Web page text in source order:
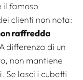
il famoso
clienti non nota:
raffredda
differenza di un
non mantiene
Se lasci i cubetti